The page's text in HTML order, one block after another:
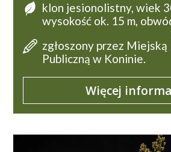
klon jesionolistny, wiek
wysokość ok. 15 m,
zgłoszony przez
Publiczną w Koninie.
Więcej